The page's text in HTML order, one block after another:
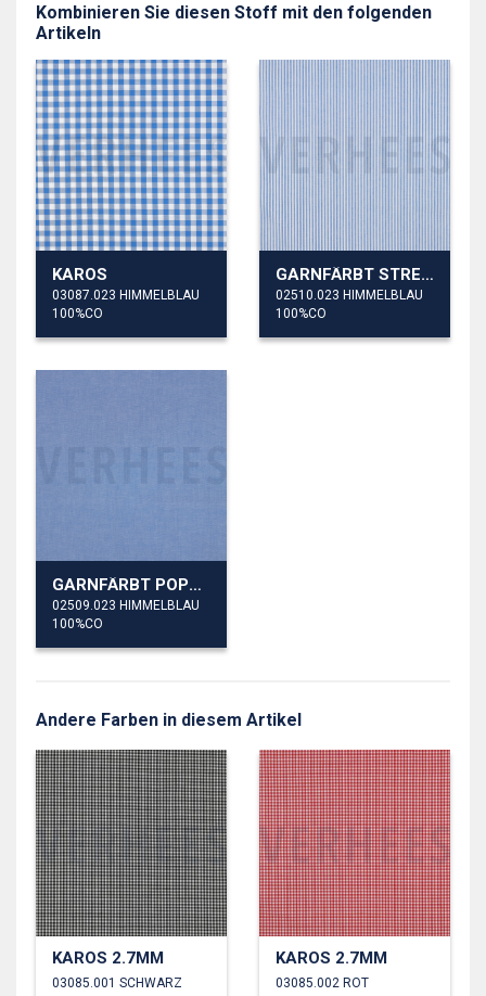
Kombinieren Sie diesen Stoff mit den folgenden
Artikeln
KAROS
03087.023 HIMMELBLAU
100%CO
GARNFÄRBT STREIFEN 3MM
02510.023 HIMMELBLAU
100%CO
GARNFÄRBT POPELINE
02509.023 HIMMELBLAU
100%CO
Andere Farben in diesem Artikel
KAROS 2.7MM
03085.001 SCHWARZ
KAROS 2.7MM
03085.002 ROT